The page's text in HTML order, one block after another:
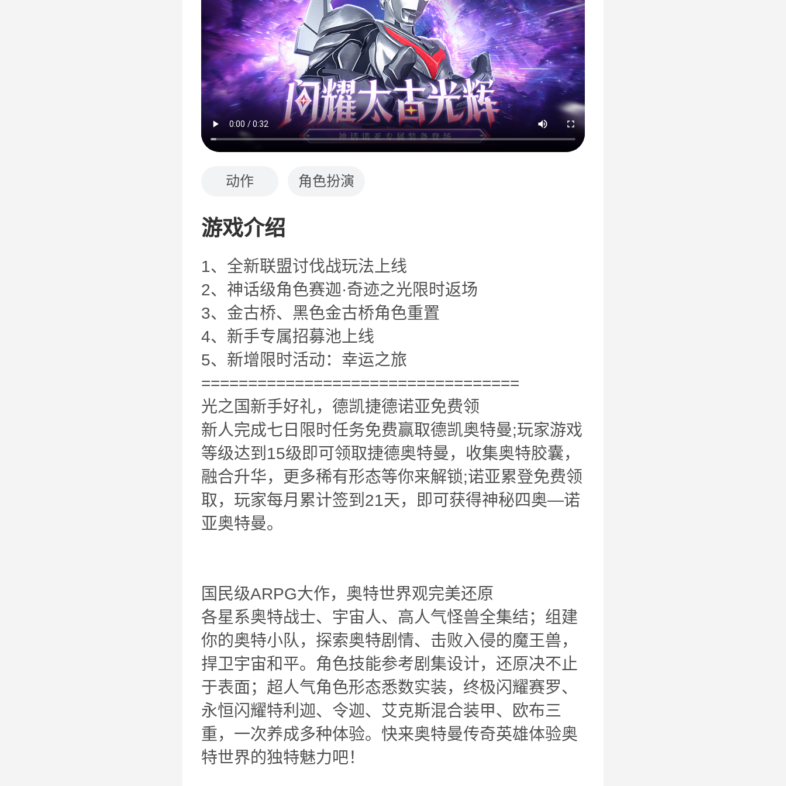
动作 角色扮演
游戏介绍
1、全新联盟讨伐战玩法上线
2、神话级角色赛迦·奇迹之光限时返场
3、金古桥、黑色金古桥角色重置
4、新手专属招募池上线
5、新增限时活动：幸运之旅
==================================
光之国新手好礼，德凯捷德诺亚免费领
新人完成七日限时任务免费赢取德凯奥特曼;玩家游戏
等级达到15级即可领取捷德奥特曼，收集奥特胶囊，
融合升华，更多稀有形态等你来解锁;诺亚累登免费领
取，玩家每月累计签到21天，即可获得神秘四奥—诺
亚奥特曼。
国民级ARPG大作，奥特世界观完美还原
各星系奥特战士、宇宙人、高人气怪兽全集结；组建
你的奥特小队，探索奥特剧情、击败入侵的魔王兽，
捍卫宇宙和平。角色技能参考剧集设计，还原决不止
于表面；超人气角色形态悉数实装，终极闪耀赛罗、
永恒闪耀特利迦、令迦、艾克斯混合装甲、欧布三
重，一次养成多种体验。快来奥特曼传奇英雄体验奥
特世界的独特魅力吧！